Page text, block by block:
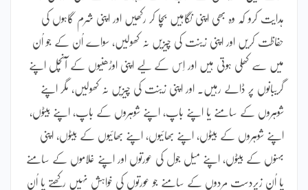
ہدایت کرو کہ وہ بھی اپنی نگاہیں بچا کر رکھیں اور اپنی شرم گاہوں کی
حفاظت کریں اور اپنی زینت کی چیزیں نہ کھولیں، سواے اُن کے جو اُن
میں سے کھلی ہوتی ہیں اور اِس کے لیے اپنی اوڑھنیوں کے آنچل اپنے
گریبانوں پر ڈالے رہیں۔ اور اپنی زینت کی چیزیں نہ کھولیں، مگر اپنے
شوہروں کے سامنے یا اپنے باپ، اپنے شوہروں کے باپ، اپنے بیٹوں،
اپنے شوہروں کے بیٹوں، اپنے بھائیوں، اپنے بھائیوں کے بیٹوں، اپنی
بہنوں کے بیٹوں، اپنے میل جول کی عورتوں اور اپنے غلاموں کے سامنے
یا اُن زیردست مردوں کے سامنے جو عورتوں کی خواہش نہیں رکھتے یا اُن